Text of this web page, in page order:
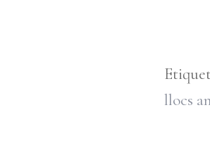
llocs